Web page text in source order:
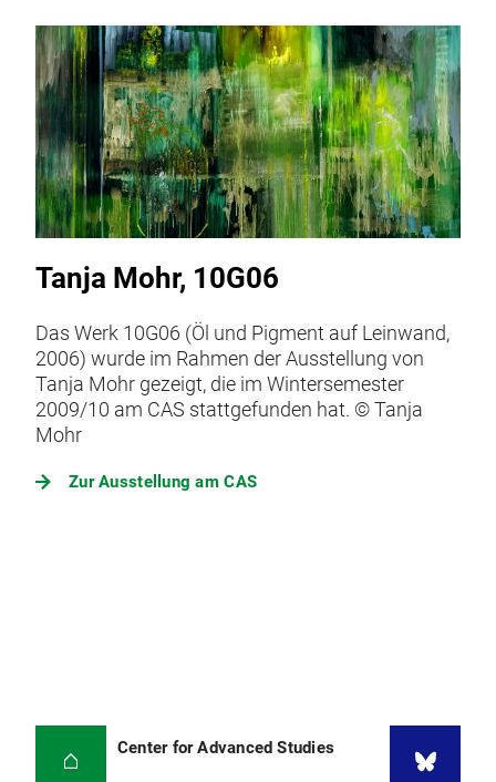
Tanja Mohr, 10G06
Das Werk 10G06 (Öl und Pigment auf Leinwand,
2006) wurde im Rahmen der Ausstellung von
Tanja Mohr gezeigt, die im Wintersemester
2009/10 am CAS stattgefunden hat. © Tanja
Mohr
Zur Ausstellung am CAS
Center for Advanced Studies